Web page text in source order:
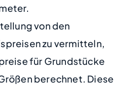
von den
zu vermitteln,
für Grundstücke
berechnet. Diese